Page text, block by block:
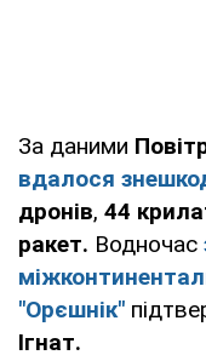
За даними
вдалося
дронів, 44
ракет. Водночас
"Орєшнік"
Ігнат.